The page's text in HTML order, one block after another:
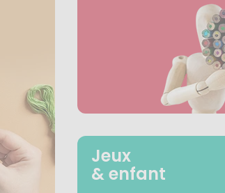
Jeux
& enfant